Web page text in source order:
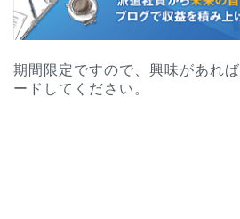
期間限定ですので、興味があれば
ードしてください。